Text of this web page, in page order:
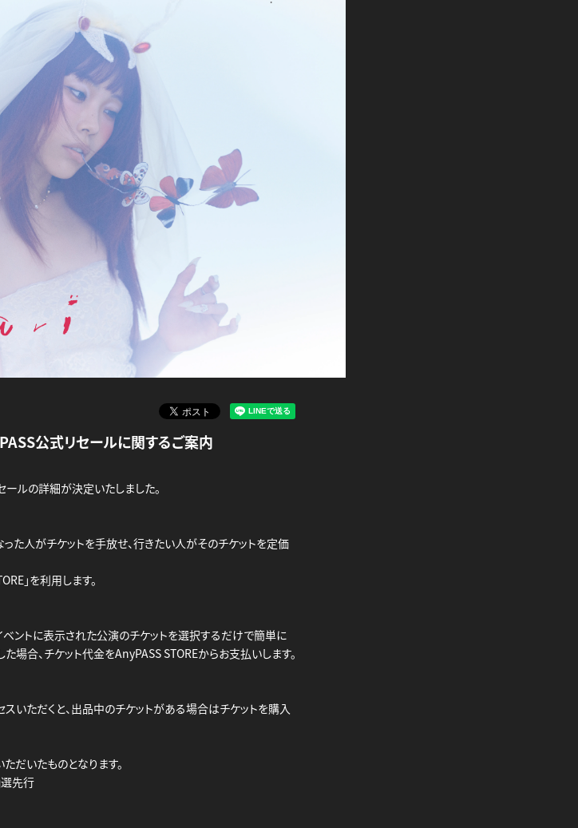
公式リセールに関するご案内
ールの詳細が決定いたしました。
た人がチケットを手放せ、行きたい人がそのチケットを定価
」を利用します。
ベントに表示された公演のチケットを選択するだけで簡単に
場合、チケット代金をAnyPASS STOREからお支払いします。
スいただくと、出品中のチケットがある場合はチケットを購入
だいたものとなります。
選先行